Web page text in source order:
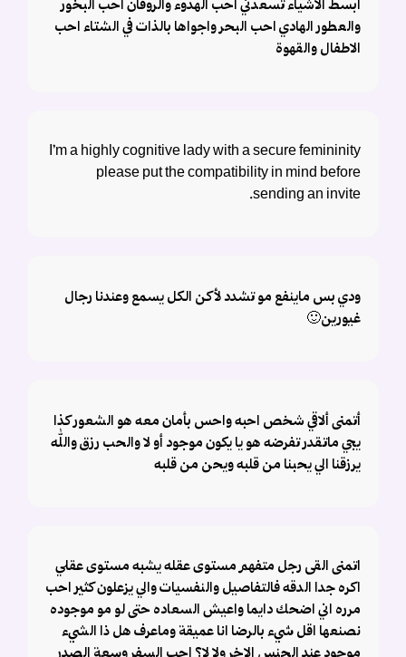
ابسط الاشياء تسعدني احب الهدوء والروقان احب البخور
والعطور الهادي احب البحر واجواها بالذات في الشتاء احب
الاطفال والقهوة
I’m a highly cognitive lady with a secure femininity
please put the compatibility in mind before
sending an invite.
ودي بس ماينفع مو تشدد لأكن الكل يسمع وعندنا رجال
غيورين🙂
أتمنى ألاقي شخص احبه واحس بأمان معه هو الشعور كذا
يجي ماتقدر تفرضه هو يا يكون موجود أو لا والحب رزق والله
يرزقنا الي يحبنا من قلبه ويحن من قلبه
اتمنى القى رجل متفهم مستوى عقله يشبه مستوى عقلي
اكره جدا الدقه فالتفاصيل والنفسيات والي يزعلون كثير احب
مرره اني اضحك دايما واعيش السعاده حتى لو مو موجوده
نصنعها اقل شيء بالرضا انا عميقة وماعرف هل ذا الشيء